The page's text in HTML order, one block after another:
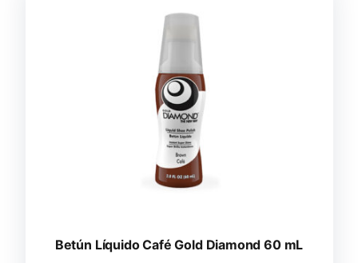
Betún Líquido Café Gold Diamond 60 mL